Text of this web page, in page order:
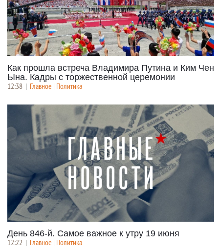
Как прошла встреча Владимира Путина и Ким Чен
Ына. Кадры с торжественной церемонии
12:38 | Главное | Политика
День 846-й. Самое важное к утру 19 июня
12:22 | Главное | Политика